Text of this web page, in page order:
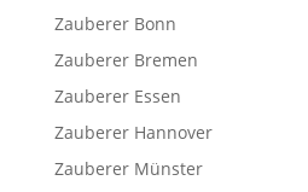
Zauberer Bonn
Zauberer Bremen
Zauberer Essen
Zauberer Hannover
Zauberer Münster